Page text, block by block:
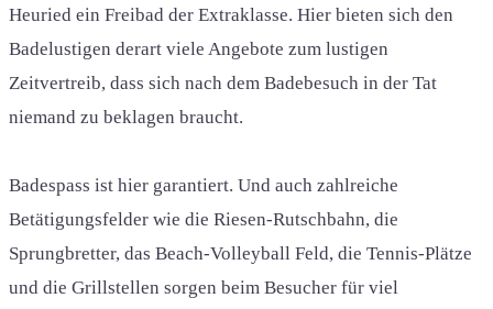
Heuried ein Freibad der Extraklasse. Hier bieten sich den
Badelustigen derart viele Angebote zum lustigen
Zeitvertreib, dass sich nach dem Badebesuch in der Tat
niemand zu beklagen braucht.
Badespass ist hier garantiert. Und auch zahlreiche
Betätigungsfelder wie die Riesen-Rutschbahn, die
Sprungbretter, das Beach-Volleyball Feld, die Tennis-Plätze
und die Grillstellen sorgen beim Besucher für viel